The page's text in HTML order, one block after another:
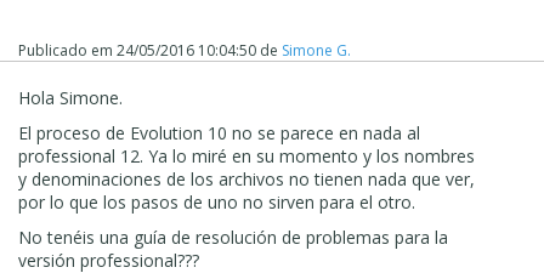
Publicado em 24/05/2016 10:04:50 de Simone G.
Hola Simone.
El proceso de Evolution 10 no se parece en nada al
professional 12. Ya lo miré en su momento y los nombres
y denominaciones de los archivos no tienen nada que ver,
por lo que los pasos de uno no sirven para el otro.
No tenéis una guía de resolución de problemas para la
versión professional???